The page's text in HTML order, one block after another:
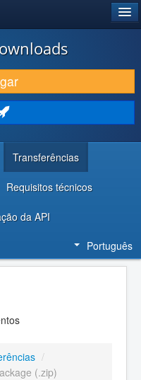
Transferências
Requisitos técnicos
da API
Português
/
(.zip)